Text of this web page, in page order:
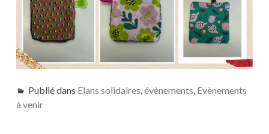
Publié dans Elans solidaires,évènements, Evènements
à venir